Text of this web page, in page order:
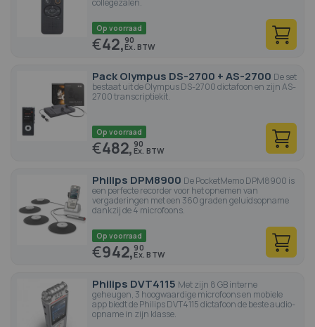
large gamme d'accessoires tels que des kits de transcription,
des étuis, des microphones périphériques et bien plus encore
collegezalen.
Op voorraad
€42,90
Pack Olympus DS-2700 + AS-2700 De set
bestaat uit de Olympus DS-2700 dictafoon en zijn AS-
2700 transcriptiekit.
Op voorraad
€482, 90
Philips DPM8900 De PocketMemo DPM8900 is
een perfecte recorder voor het opnemen van
vergaderingen met een 360 graden geluidsopname
dankzij de 4 microfoons.
Op voorraad
€942,90
Philips DVT4115 Met zijn 8 GB interne
geheugen, 3 hoogwaardige microfoons en mobiele
app biedt de Philips DVT4115 dictafoon de beste audio-
opname in zijn klasse.